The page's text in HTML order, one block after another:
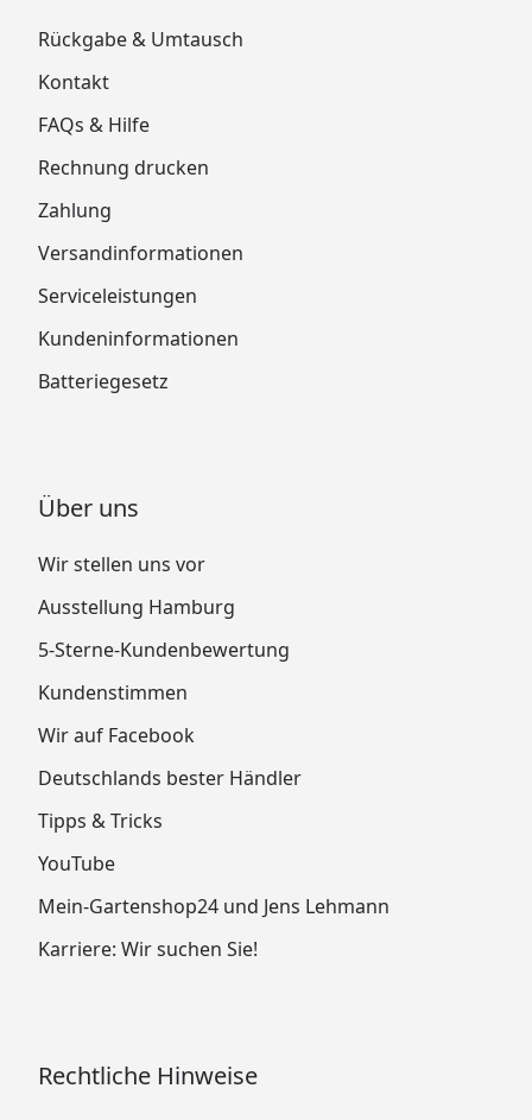
Rückgabe & Umtausch
Kontakt
FAQs & Hilfe
Rechnung drucken
Zahlung
Versandinformationen
Serviceleistungen
Kundeninformationen
Batteriegesetz
Über uns
Wir stellen uns vor
Ausstellung Hamburg
5-Sterne-Kundenbewertung
Kundenstimmen
Wir auf Facebook
Deutschlands bester Händler
Tipps & Tricks
YouTube
Mein-Gartenshop24 und Jens Lehmann
Karriere: Wir suchen Sie!
Rechtliche Hinweise